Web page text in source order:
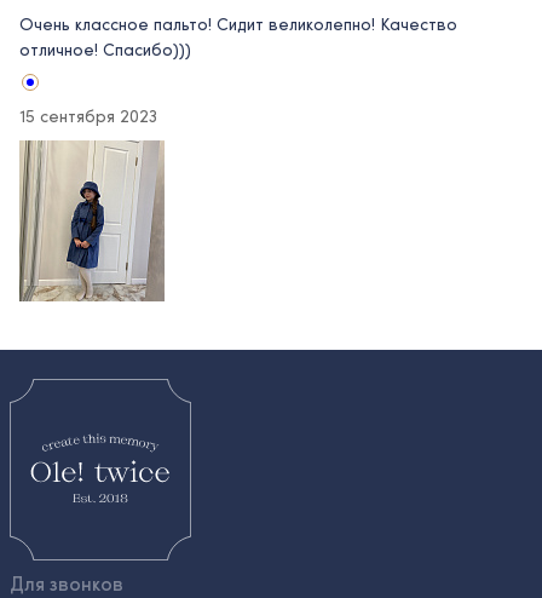
Очень классное пальто! Сидит великолепно! Качество
отличное! Спасибо)))
15 сентября 2023
Для звонков